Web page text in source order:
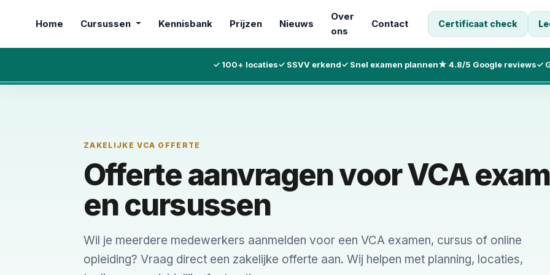
Home Cursussen Kennisbank Prijzen Nieuws
Over
ons
Contact Certificaat check
✓ 100+ locaties✓ SSVV erkend✓ Snel examen plannen★ 4.8/5 Google reviews✓
ZAKELIJKE VCA OFFERTE
Offerte aanvragen voor VCA
en cursussen
Wil je meerdere medewerkers aanmelden voor een VCA examen, cursus of online
opleiding? Vraag direct een zakelijke offerte aan. Wij helpen met planning, locaties,